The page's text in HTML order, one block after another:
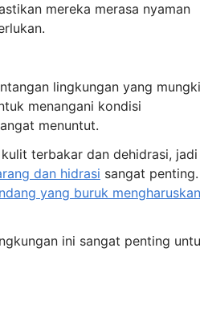
mereka merasa nyaman
lingkungan yang
menangani kondisi
menuntut.
terbakar dan dehidrasi, jadi
dan hidrasi sangat penting.
yang buruk mengharuskan
ini sangat penting